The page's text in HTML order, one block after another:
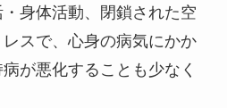
身体活動、閉鎖された空
スで、心身の病気にかか
が悪化することも少なく